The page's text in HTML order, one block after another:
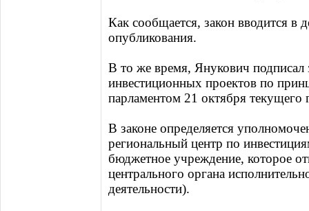
Как сообщается, закон вводится в
опубликования.
В то же время, Янукович подписал
инвестиционных проектов по
парламентом 21 октября текущего
В законе определяется
региональный центр по
бюджетное учреждение, которое
центрального органа
деятельности).